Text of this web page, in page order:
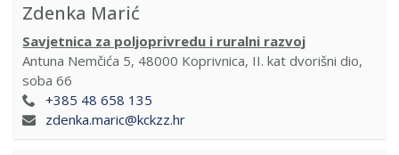
Zdenka Marić
Savjetnica za poljoprivredu i ruralni razvoj
Antuna Nemčića 5, 48000 Koprivnica, II. kat dvorišni dio,
soba 66
+385 48 658 135
zdenka.maric@kckzz.hr